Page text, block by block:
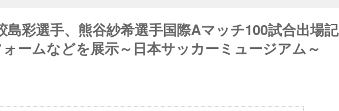
彩選手、熊谷紗希選手国際Aマッチ100試合出場記
ームなどを展示～日本サッカーミュージアム～